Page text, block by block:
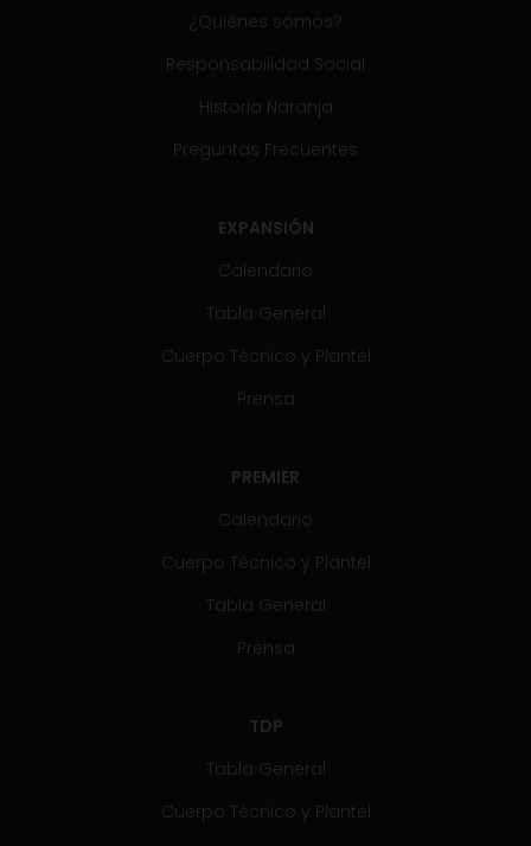
¿Quiénes somos?
Responsabilidad Social
Historia Naranja
Preguntas Frecuentes
EXPANSIÓN
Calendario
Tabla General
Cuerpo Técnico y Plantel
Prensa
PREMIER
Calendario
Cuerpo Técnico y Plantel
Tabla General
Prensa
TDP
Tabla General
Cuerpo Técnico y Plantel